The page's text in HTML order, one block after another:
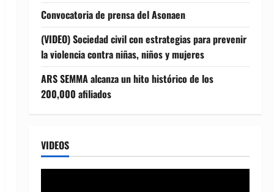
Convocatoria de prensa del Asonaen
(VIDEO) Sociedad civil con estrategias para prevenir
la violencia contra niñas, niños y mujeres
ARS SEMMA alcanza un hito histórico de los
200,000 afiliados
VIDEOS